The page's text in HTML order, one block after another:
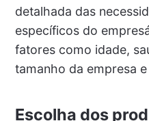
detalhada das
específicos do
fatores como idade,
tamanho da empresa
Escolha dos